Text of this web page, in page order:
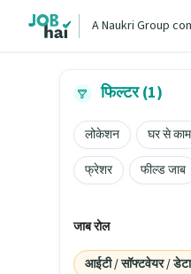
A Naukri Group
फिल्टर (1)
लोकेशन घर से काम
फ्रेशर
फील्ड जाब
जाब रोल
आईटी / सॉफ्टवेयर /